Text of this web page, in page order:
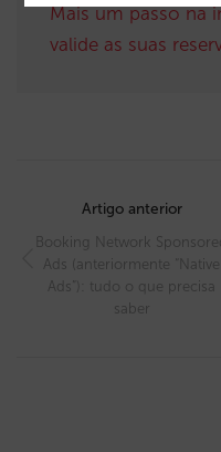
Mais um passo na
valide as suas
navigation
Artigo anterior
Booking Network
Ads (anteriormente “Native
Ads”): tudo o que precisa
saber